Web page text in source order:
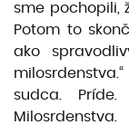
sme pochopili,
Potom to
ako
sudca.